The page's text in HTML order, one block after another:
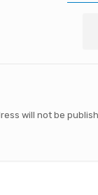
will not be